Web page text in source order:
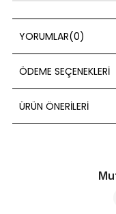
YORUMLAR(0)
ÖDEME SEÇENEKLERI
ÜRÜN ÖNERILERI